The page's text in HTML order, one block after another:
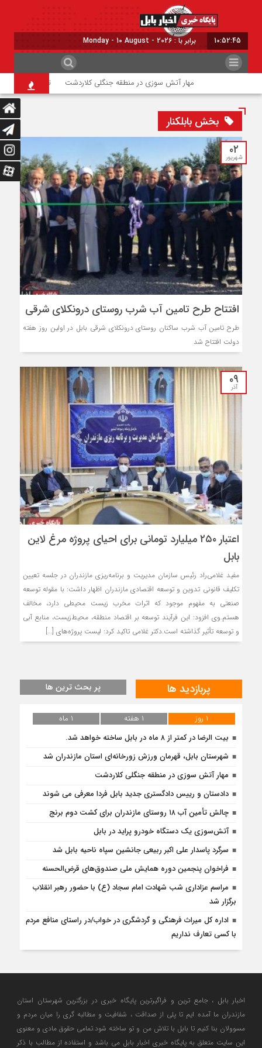
10:52:45 برابر با : Monday - 10 August - 2026
مهار آتش سوزی در منطقه جنگلی کلاردشت تلفات فوک
بخش بابلکنار
۰۲
شهریور
افتتاح طرح تامین آب شرب روستای درونکلای شرقی
طرح تامین آب شرب ساکنان روستای درونکلای شرقی بابل در اولین روز هفته
دولت افتتاح شد
۰۹
آذر
اعتبار ۲۵۰ میلیارد تومانی برای احیای پروژه مرغ لاین
بابل
مفید غلامی‌راد رئیس سازمان مدیریت و برنامه‌ریزی مازندران در جلسه تعیین
تکلیف قانونی تدوین و توسعه اقتصادی مازندران اظهار داشت: با مقوله توسعه
صنعتی به مفهوم موجود که اثرات مخرب زیست محیطی دارد، مخالف
هستم.وی افزود: این فرآیند توسعه بر اقتصاد منطقه، محیط‌زیست، منابع آبی
و توسعه تأثیر گذاشته است.دکتر غلامی تاکید کرد: لیست پروژه‌های […]
پربازدید ها پر بحث ترین ها
۱ روز ۱ هفته
۱ ماه
بیت الرضا در کمتر از ۸ ماه در بابل ساخته خواهد شد.
شهرستان بابل، قهرمان ورزش زورخانه‌ای استان مازندران شد
مهار آتش سوزی در منطقه جنگلی کلاردشت
دادستان و رییس دادگستری جدید بابل فردا معرفی می شوند
چالش تأمین آب ۱۸ روستای مازندران برای کشت دوم برنج
آتش‌سوزی یک دستگاه خودرو پراید در بابل
سرگرد پاسدار علی اکبر ربیعی جانشین سپاه ناحیه بابل شد
فراخوان پنجمین دوره همایش ملی صندوق‌های قرض‌الحسنه
مراسم عزاداری شب شهادت امام سجاد (ع) با حضور رهبر انقلاب
برگزار شد
اداره کل میراث فرهنگی و گردشگری در خواب/در راستای منافع مردم
با کسی تعارف نداریم
اخبار بابل ، جامع ترین و فراگیرترین پایگاه خبری در بزرگترین شهرستان استان
مازندران ما آمده ایم تا پلی از صداقت ، شفافیت و مطالبه گری را میان مردم و
مسوولان بنا کنیم تا بابل با تلاش من و تو ساخته شود.تمامی حقوق مادی و معنوی
این سایت متعلق به پایگاه خبری اخبار بابل می باشد و استفاده از مطالب با ذکر